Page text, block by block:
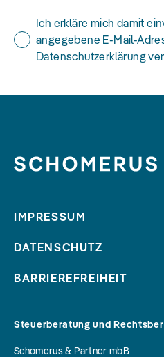
Ich erkläre mich damit
angegebene E-Mail-
Datenschutzerklärung
IMPRESSUM
DATENSCHUTZ
BARRIEREFREIHEIT
Steuerberatung und
Schomerus & Partner mbB